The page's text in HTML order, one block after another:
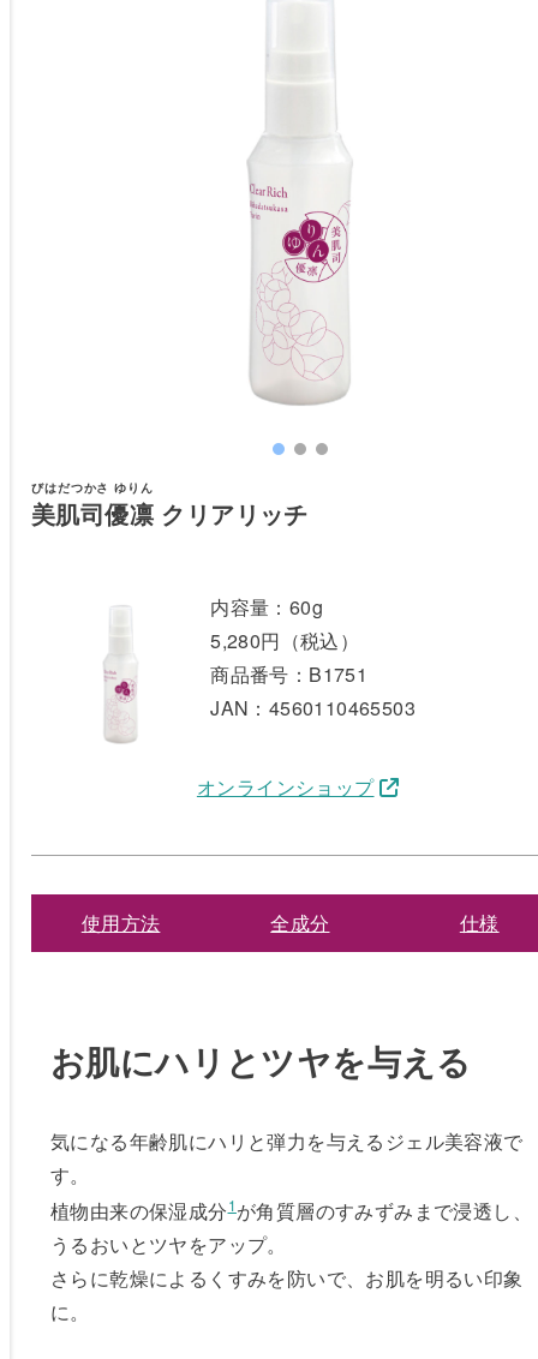
美肌司優凛
びはだつかさ ゆりん
クリアリッチ
内容量：60g
5,280円（税込）
商品番号：B1751
JAN：4560110465503
オンラインショップ
使用方法 全成分 仕様
お肌にハリとツヤを与える
気になる年齢肌にハリと弾力を与えるジェル美容液で
す。
植物由来の保湿成分1が角質層のすみずみまで浸透し、
うるおいとツヤをアップ。
さらに乾燥によるくすみを防いで、お肌を明るい印象
に。